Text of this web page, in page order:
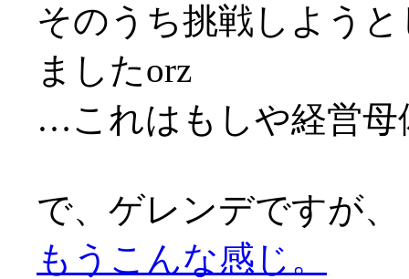
そのうち挑戦しよう
ましたorz
…これはもしや経営母
で、ゲレンデですが、
もうこんな感じ。